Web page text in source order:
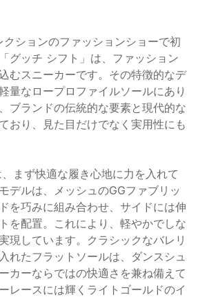
ションのファッションショーで初
グッチ シフト」は、ファッション
むスニーカーです。その特徴的なデ
量なロープロファイルソールにあり
ブランドの伝統的な要素と現代的な
おり、見た目だけでなく実用性にも
、まず快適な履き心地に力を入れて
デルは、メッシュのGGファブリッ
を巧みに組み合わせ、サイドには伸
を配置。これにより、軽やかでしな
現しています。クラシックなバレリ
れたフラットソールは、ダンスシュ
カーならではの快適さを兼ね備えて
レースには輝くライトゴールドのイ